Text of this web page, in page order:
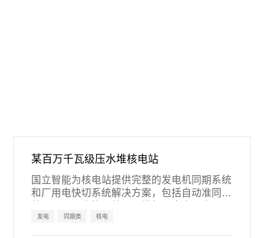
某百万千瓦级压水堆核电站
国立智能为核电站提供完整的发电机同期系统
和厂用电快切系统解决方案，包括自动准同期
点选线器、同步检查继电器、同期屏、快切屏
发电 同期类 核电